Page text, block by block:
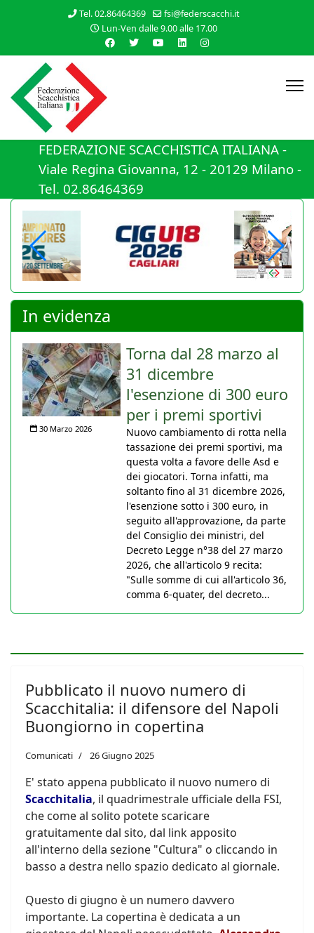
Tel. 02.86464369
fsi@federscacchi.it
Lun-Ven dalle 9.00 alle 17.00
FEDERAZIONE SCACCHISTICA ITALIANA -
Viale Regina Giovanna, 12 - 20129 Milano -
Tel. 02.86464369
In evidenza
30 Marzo 2026
Torna dal 28 marzo al
31 dicembre
l'esenzione di 300 euro
per i premi sportivi
Nuovo cambiamento di rotta nella
tassazione dei premi sportivi, ma
questa volta a favore delle Asd e
dei giocatori. Torna infatti, ma
soltanto fino al 31 dicembre 2026,
l'esenzione sotto i 300 euro, in
seguito all'approvazione, da parte
del Consiglio dei ministri, del
Decreto Legge n°38 del 27 marzo
2026, che all'articolo 9 recita:
"Sulle somme di cui all'articolo 36,
comma 6-quater, del decreto...
Pubblicato il nuovo numero di
Scacchitalia: il difensore del Napoli
Buongiorno in copertina
Comunicati 26 Giugno 2025
E' stato appena pubblicato il nuovo numero di
Scacchitalia, il quadrimestrale ufficiale della FSI,
che come al solito potete scaricare
gratuitamente dal sito, dal link apposito
all'interno della sezione "Cultura" o cliccando in
basso a destra nello spazio dedicato al giornale.
Questo di giugno è un numero davvero
importante. La copertina è dedicata a un